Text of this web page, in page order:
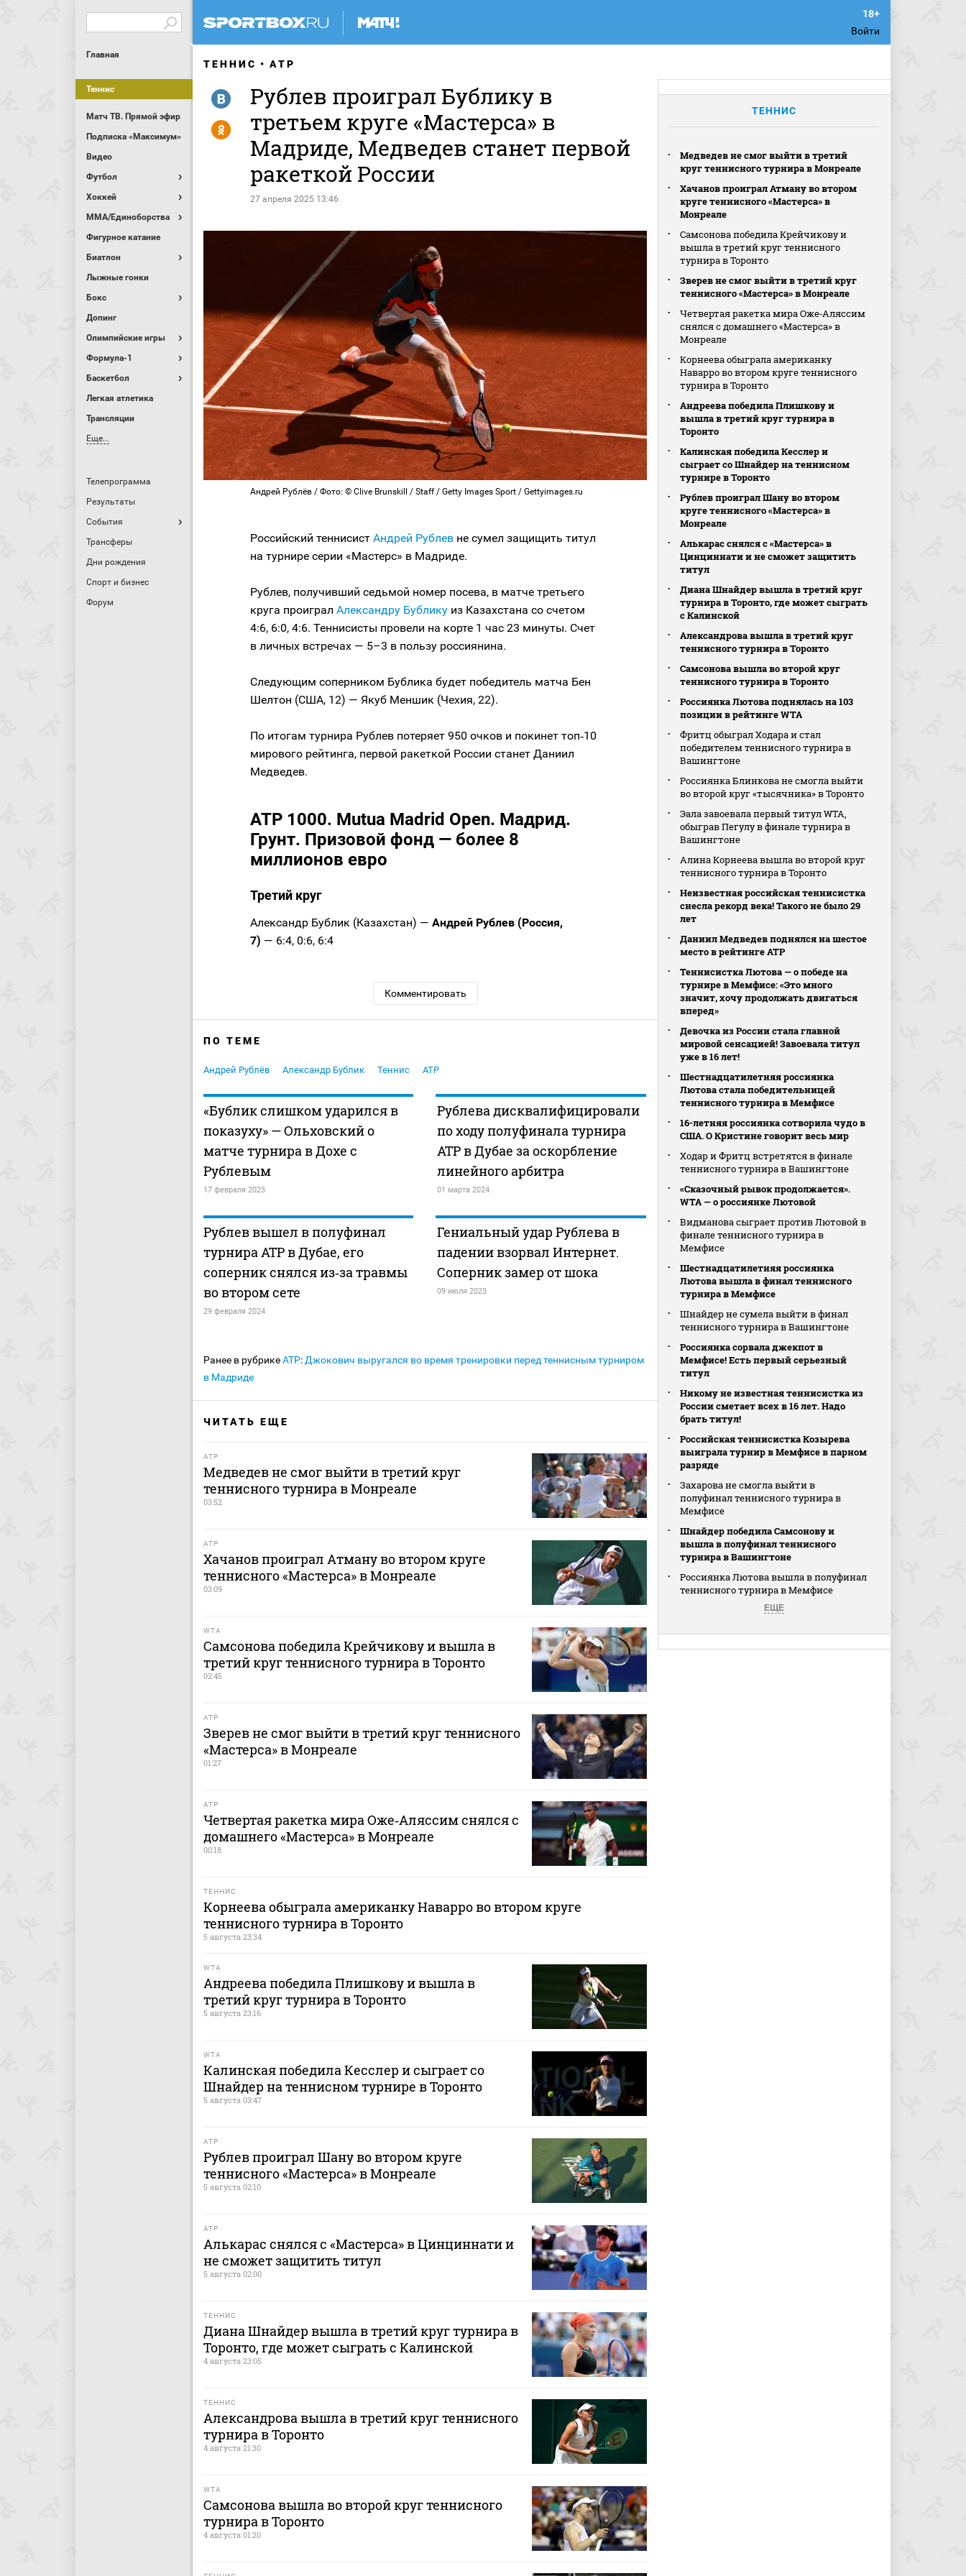
Войти
Главная
Теннис
Матч ТВ. Прямой эфир
Подписка «Максимум»
Видео
Футбол
Хоккей
MMA/Единоборства
Фигурное катание
Биатлон
Лыжные гонки
Бокс
Допинг
Олимпийские игры
Формула-1
Баскетбол
Легкая атлетика
Трансляции
Еще...
Телепрограмма
Результаты
События
Трансферы
Дни рождения
Спорт и бизнес
Форум
ТЕННИС ATP
Рублев проиграл Бублику в
третьем круге «Мастерса» в
Мадриде, Медведев станет первой
ракеткой России
27 апреля 2025 13:46
R
Y
Андрей Рублёв / Фото: © Clive Brunskill / Staff / Getty Images Sport / Gettyimages.ru
Российский теннисист Андрей Рублев не сумел защищить титул
на турнире серии «Мастерс» в Мадриде.
Рублев, получивший седьмой номер посева, в матче третьего
круга проиграл Александру Бублику из Казахстана со счетом
4:6, 6:0, 4:6. Теннисисты провели на корте 1 час 23 минуты. Счет
в личных встречах — 5–3 в пользу россиянина.
Следующим соперником Бублика будет победитель матча Бен
Шелтон (США, 12) — Якуб Меншик (Чехия, 22).
По итогам турнира Рублев потеряет 950 очков и покинет топ‑10
мирового рейтинга, первой ракеткой России станет Даниил
Медведев.
ATP 1000. Mutua Madrid Open. Мадрид.
Грунт. Призовой фонд — более 8
миллионов евро
Третий круг
Александр Бублик (Казахстан) — Андрей Рублев (Россия,
7) — 6:4, 0:6, 6:4
Комментировать
ПО ТЕМЕ
Андрей Рублёв Александр Бублик Теннис ATP
«Бублик слишком ударился в
показуху» — Ольховский о
матче турнира в Дохе с
Рублевым
17 февраля 2025
Рублева дисквалифицировали
по ходу полуфинала турнира
ATP в Дубае за оскорбление
линейного арбитра
01 марта 2024
Рублев вышел в полуфинал
турнира ATP в Дубае, его
соперник снялся из‑за травмы
во втором сете
29 февраля 2024
Гениальный удар Рублева в
падении взорвал Интернет.
Соперник замер от шока
09 июля 2023
Ранее в рубрикеATP:Джокович выругался во время тренировки перед теннисным турниром
в Мадриде
ЧИТАТЬ ЕЩЕ
ATP
Медведев не смог выйти в третий круг
теннисного турнира в Монреале
03:52
ATP
Хачанов проиграл Атману во втором круге
теннисного «Мастерса» в Монреале
03:09
WTA
Самсонова победила Крейчикову и вышла в
третий круг теннисного турнира в Торонто
02:45
ATP
Зверев не смог выйти в третий круг теннисного
«Мастерса» в Монреале
01:27
ATP
Четвертая ракетка мира Оже‑Аляссим снялся с
домашнего «Мастерса» в Монреале
00:18
ТЕННИС
Корнеева обыграла американку Наварро во втором круге
теннисного турнира в Торонто
5 августа 23:34
WTA
Андреева победила Плишкову и вышла в
третий круг турнира в Торонто
5 августа 23:16
WTA
Калинская победила Кесслер и сыграет со
Шнайдер на теннисном турнире в Торонто
5 августа 03:47
ATP
Рублев проиграл Шану во втором круге
теннисного «Мастерса» в Монреале
5 августа 02:10
ATP
Алькарас снялся с «Мастерса» в Цинциннати и
не сможет защитить титул
5 августа 02:00
ТЕННИС
Диана Шнайдер вышла в третий круг турнира в
Торонто, где может сыграть с Калинской
4 августа 23:05
ТЕННИС
Александрова вышла в третий круг теннисного
турнира в Торонто
4 августа 21:30
WTA
Самсонова вышла во второй круг теннисного
турнира в Торонто
4 августа 01:20
ТЕННИС
Медведев не смог выйти в третий
круг теннисного турнира в Монреале
Хачанов проиграл Атману во втором
круге теннисного «Мастерса» в
Монреале
Самсонова победила Крейчикову и
вышла в третий круг теннисного
турнира в Торонто
Зверев не смог выйти в третий круг
теннисного «Мастерса» в Монреале
Четвертая ракетка мира Оже‑Аляссим
снялся с домашнего «Мастерса» в
Монреале
Корнеева обыграла американку
Наварро во втором круге теннисного
турнира в Торонто
Андреева победила Плишкову и
вышла в третий круг турнира в
Торонто
Калинская победила Кесслер и
сыграет со Шнайдер на теннисном
турнире в Торонто
Рублев проиграл Шану во втором
круге теннисного «Мастерса» в
Монреале
Алькарас снялся с «Мастерса» в
Цинциннати и не сможет защитить
титул
Диана Шнайдер вышла в третий круг
турнира в Торонто, где может сыграть
с Калинской
Александрова вышла в третий круг
теннисного турнира в Торонто
Самсонова вышла во второй круг
теннисного турнира в Торонто
Россиянка Лютова поднялась на 103
позиции в рейтинге WTA
Фритц обыграл Ходара и стал
победителем теннисного турнира в
Вашингтоне
Россиянка Блинкова не смогла выйти
во второй круг «тысячника» в Торонто
Эала завоевала первый титул WTA,
обыграв Пегулу в финале турнира в
Вашингтоне
Алина Корнеева вышла во второй круг
теннисного турнира в Торонто
Неизвестная российская теннисистка
снесла рекорд века! Такого не было 29
лет
Даниил Медведев поднялся на шестое
место в рейтинге АТР
Теннисистка Лютова — о победе на
турнире в Мемфисе: «Это много
значит, хочу продолжать двигаться
вперед»
Девочка из России стала главной
мировой сенсацией! Завоевала титул
уже в 16 лет!
Шестнадцатилетняя россиянка
Лютова стала победительницей
теннисного турнира в Мемфисе
16-летняя россиянка сотворила чудо в
США. О Кристине говорит весь мир
Ходар и Фритц встретятся в финале
теннисного турнира в Вашингтоне
«Сказочный рывок продолжается».
WTA — о россиянке Лютовой
Видманова сыграет против Лютовой в
финале теннисного турнира в
Мемфисе
Шестнадцатилетняя россиянка
Лютова вышла в финал теннисного
турнира в Мемфисе
Шнайдер не сумела выйти в финал
теннисного турнира в Вашингтоне
Россиянка сорвала джекпот в
Мемфисе! Есть первый серьезный
титул
Никому не известная теннисистка из
России сметает всех в 16 лет. Надо
брать титул!
Российская теннисистка Козырева
выиграла турнир в Мемфисе в парном
разряде
Захарова не смогла выйти в
полуфинал теннисного турнира в
Мемфисе
Шнайдер победила Самсонову и
вышла в полуфинал теннисного
турнира в Вашингтоне
Россиянка Лютова вышла в полуфинал
теннисного турнира в Мемфисе
ЕЩЕ